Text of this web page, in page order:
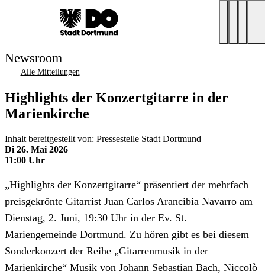
Newsroom
Alle Mitteilungen
Highlights der Konzertgitarre in der
Marienkirche
Inhalt bereitgestellt von: Pressestelle Stadt Dortmund
Di 26. Mai 2026
11:00 Uhr
„Highlights der Konzertgitarre“ präsentiert der mehrfach
preisgekrönte Gitarrist Juan Carlos Arancibia Navarro am
Dienstag, 2. Juni, 19:30 Uhr in der Ev. St.
Mariengemeinde Dortmund. Zu hören gibt es bei diesem
Sonderkonzert der Reihe „Gitarrenmusik in der
Marienkirche“ Musik von Johann Sebastian Bach, Niccolò